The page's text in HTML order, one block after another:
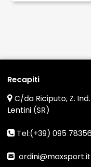
Recapiti
C/da Riciputo, Z.
Lentini (SR)
Tel:(+39) 095
ordini@maxsport.it